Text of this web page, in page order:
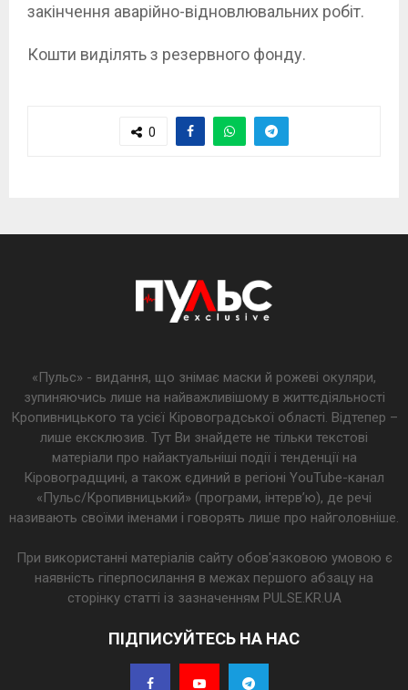
закінчення аварійно-відновлювальних робіт.
Кошти виділять з резервного фонду.
0
«Пульс» - видання, що знімає маски й рожеві окуляри,
зупиняючись лише на найважливішому в життєдіяльності
Кропивницького та усієї Кіровоградської області. Відтепер –
лише ексклюзив. Тут Ви знайдете не тільки текстові
матеріали про найактуальніші події і тенденції на
Кіровоградщині, а також єдиний в регіоні YouTube-канал
«Пульс/Кропивницький» (програми, інтерв’ю), де речі
називають своїми іменами і говорять лише про найголовніше.
При використанні матеріалів сайту обов'язковою умовою є
наявність гіперпосилання в межах першого абзацу на
сторінку статті із зазначенням PULSE.KR.UA
ПІДПИСУЙТЕСЬ НА НАС